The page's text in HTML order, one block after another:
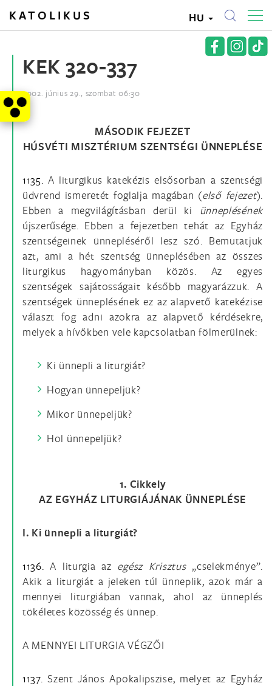
KATOLIKUS HU
KEK 320-337
2002. június 29., szombat 06:30
MÁSODIK FEJEZET
HÚSVÉTI MISZTÉRIUM SZENTSÉGI ÜNNEPLÉSE
1135. A liturgikus katekézis elsősorban a szentségi
üdvrend ismeretét foglalja magában (első fejezet).
Ebben a megvilágításban derül ki ünneplésének
újszerűsége. Ebben a fejezetben tehát az Egyház
szentségeinek ünnepléséről lesz szó. Bemutatjuk
azt, ami a hét szentség ünneplésében az összes
liturgikus hagyományban közös. Az egyes
szentségek sajátosságait később magyarázzuk. A
szentségek ünneplésének ez az alapvető katekézise
választ fog adni azokra az alapvető kérdésekre,
melyek a hívőkben vele kapcsolatban fölmerülnek:
Ki ünnepli a liturgiát?
Hogyan ünnepeljük?
Mikor ünnepeljük?
Hol ünnepeljük?
1. Cikkely
AZ EGYHÁZ LITURGIÁJÁNAK ÜNNEPLÉSE
I. Ki ünnepli a liturgiát?
1136.A liturgia az egész Krisztus„cselekménye”.
Akik a liturgiát a jeleken túl ünneplik, azok már a
mennyei liturgiában vannak, ahol az ünneplés
tökéletes közösség és ünnep.
A MENNYEI LITURGIA VÉGZŐI
1137.Szent János Apokalipszise, melyet az Egyház